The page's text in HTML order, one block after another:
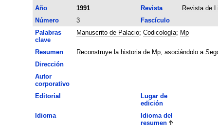
Año
1991 Revista
Revista de
Número
3
Fascículo
Palabras
clave
Manuscrito de Palacio; Codicología; Mp
Resumen
Reconstruye la historia de Mp, asociándolo a
Dirección
Autor
corporativo
Editorial
Lugar de
edición
Idioma
Idioma del
resumen